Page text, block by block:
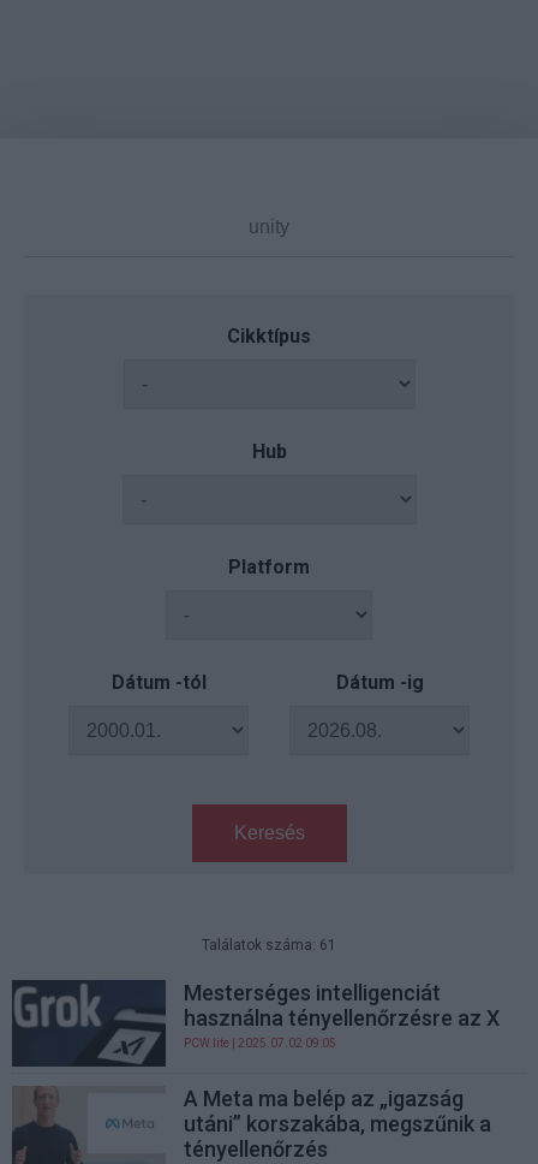
Cikktípus
Hub
Platform
Dátum -tól Dátum -ig
Keresés
Találatok száma: 61
Mesterséges intelligenciát
használna tényellenőrzésre az X
PCW.lite | 2025.07.02 09:05
A Meta ma belép az „igazság
utáni” korszakába, megszűnik a
tényellenőrzés